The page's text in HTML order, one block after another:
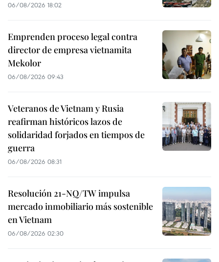
06/08/2026 18:02
Emprenden proceso legal contra
director de empresa vietnamita
Mekolor
06/08/2026 09:43
Veteranos de Vietnam y Rusia
reafirman históricos lazos de
solidaridad forjados en tiempos de
guerra
06/08/2026 08:31
Resolución 21-NQ/TW impulsa
mercado inmobiliario más sostenible
en Vietnam
06/08/2026 02:30